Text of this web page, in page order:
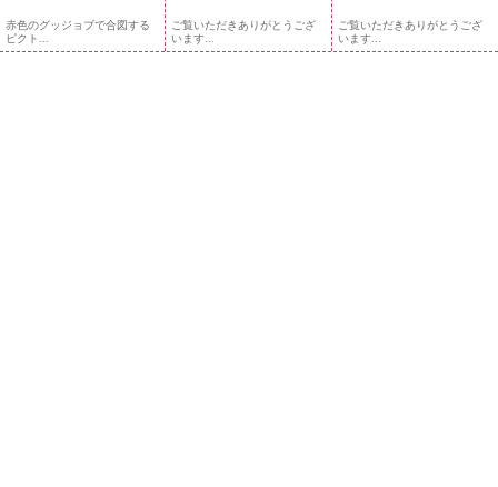
赤色のグッジョブで合図する
ピクト...
ご覧いただきありがとうござ
います...
ご覧いただきありがとうござ
います...